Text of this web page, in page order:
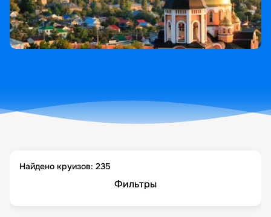
Найдено круизов: 235
Фильтры